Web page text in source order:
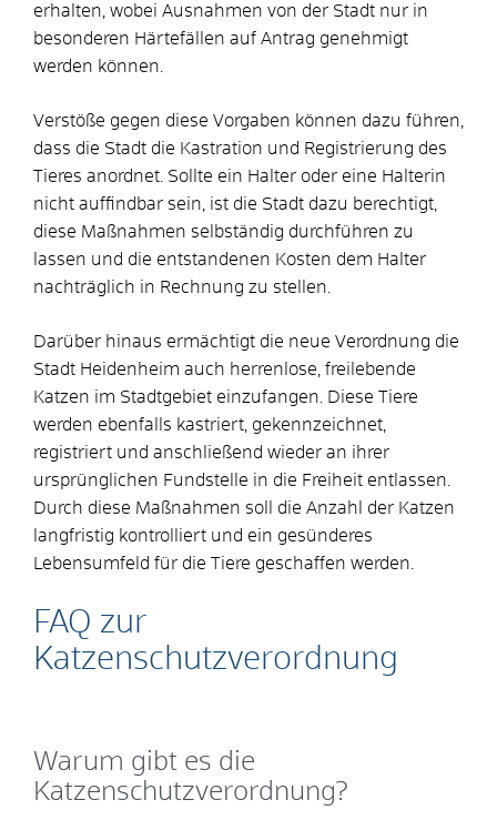
erhalten, wobei Ausnahmen von der Stadt nur in
besonderen Härtefällen auf Antrag genehmigt
werden können.
Verstöße gegen diese Vorgaben können dazu führen,
dass die Stadt die Kastration und Registrierung des
Tieres anordnet. Sollte ein Halter oder eine Halterin
nicht auffindbar sein, ist die Stadt dazu berechtigt,
diese Maßnahmen selbständig durchführen zu
lassen und die entstandenen Kosten dem Halter
nachträglich in Rechnung zu stellen.
Darüber hinaus ermächtigt die neue Verordnung die
Stadt Heidenheim auch herrenlose, freilebende
Katzen im Stadtgebiet einzufangen. Diese Tiere
werden ebenfalls kastriert, gekennzeichnet,
registriert und anschließend wieder an ihrer
ursprünglichen Fundstelle in die Freiheit entlassen.
Durch diese Maßnahmen soll die Anzahl der Katzen
langfristig kontrolliert und ein gesünderes
Lebensumfeld für die Tiere geschaffen werden.
FAQ zur
Katzenschutzverordnung
Warum gibt es die
Katzenschutzverordnung?